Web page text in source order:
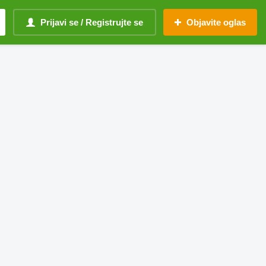
Prijavi se / Registrujte se Objavite oglas